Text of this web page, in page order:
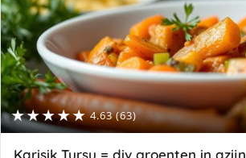
★★★★★ 4.63 (63)
Karisik Tursu = div groenten in azijn